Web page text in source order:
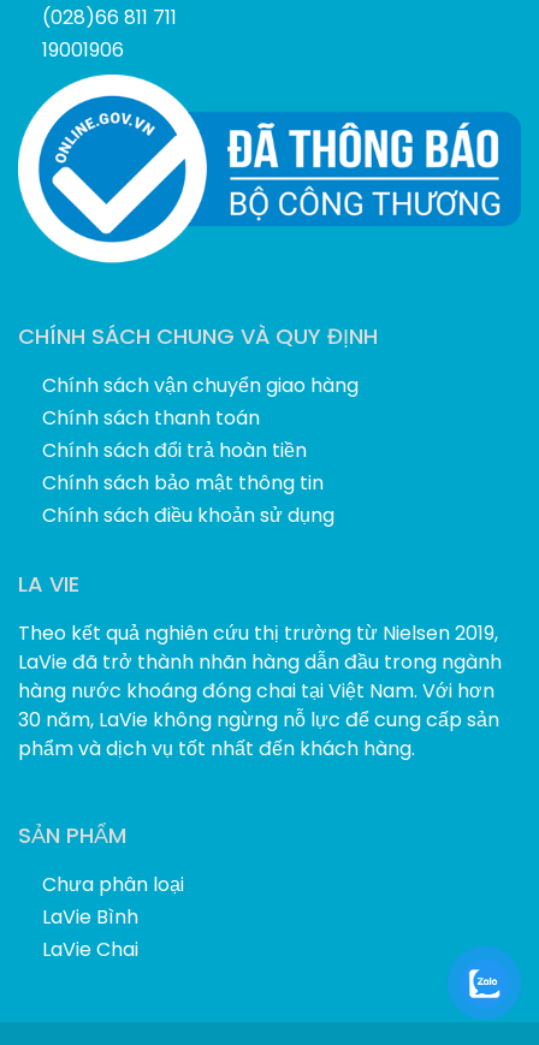
(028)66 811 711
19001906
CHÍNH SÁCH CHUNG VÀ QUY ĐỊNH
Chính sách vận chuyển giao hàng
Chính sách thanh toán
Chính sách đổi trả hoàn tiền
Chính sách bảo mật thông tin
Chính sách điều khoản sử dụng
LA VIE
Theo kết quả nghiên cứu thị trường từ Nielsen 2019,
LaVie đã trở thành nhãn hàng dẫn đầu trong ngành
hàng nước khoáng đóng chai tại Việt Nam. Với hơn
30 năm, LaVie không ngừng nỗ lực để cung cấp sản
phẩm và dịch vụ tốt nhất đến khách hàng.
SẢN PHẨM
Chưa phân loại
LaVie Bình
LaVie Chai